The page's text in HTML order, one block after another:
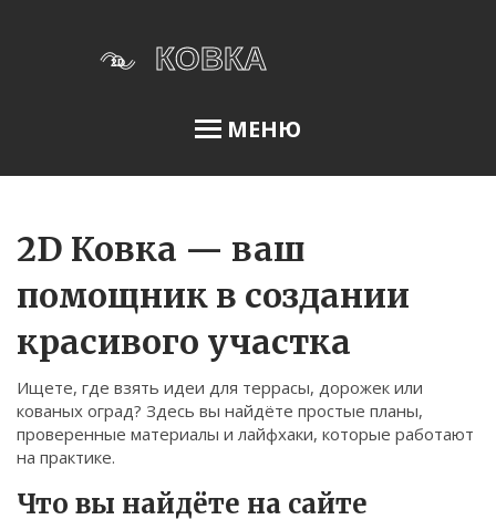
МЕНЮ
Меню
О нас
Условия использования
Политика конфиденциальности
ФЗ-152
Связаться
2D Ковка — ваш
помощник в создании
красивого участка
Ищете, где взять идеи для террасы, дорожек или
кованых оград? Здесь вы найдёте простые планы,
проверенные материалы и лайфхаки, которые работают
на практике.
Что вы найдёте на сайте